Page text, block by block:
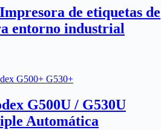
de etiquetas de
entorno industrial
G500U / G530U
Automática